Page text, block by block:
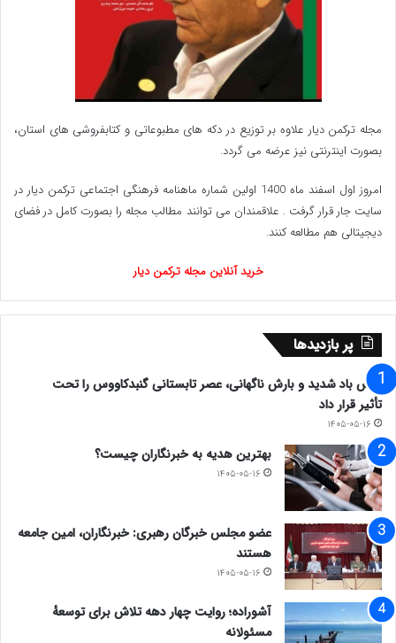
مجله ترکمن دیار علاوه بر توزیع در دکه های مطبوعاتی و کتابفروشی های استان،
بصورت اینترنتی نیز عرضه می گردد.‌
امروز اول اسفند ماه 1400 اولین شماره ماهنامه فرهنگی اجتماعی ترکمن دیار در
سایت جار قرار گرفت . علاقمندان می توانند مطالب مجله را بصورت کامل در فضای
دیجیتالی هم مطالعه کنند.
خرید آنلاین مجله ترکمن دیار
پر بازدیدها
وزش باد شدید و بارش ناگهانی، عصر تابستانی گنبدکاووس را تحت
تأثیر قرار داد
۱۴۰۵-۰۵-۱۶
بهترین هدیه به خبرنگاران چیست؟
۱۴۰۵-۰۵-۱۶
عضو مجلس خبرگان رهبری: خبرنگاران، امین جامعه
هستند
۱۴۰۵-۰۵-۱۶
آشوراده؛ روایت چهار دهه تلاش برای توسعهٔ
مسئولانه